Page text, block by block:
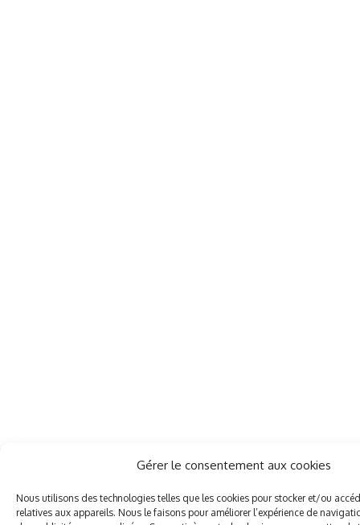
Gérer le consentement aux cookies
Nous utilisons des technologies telles que les cookies pour stocker et/ou
relatives aux appareils. Nous le faisons pour améliorer l’expérience de